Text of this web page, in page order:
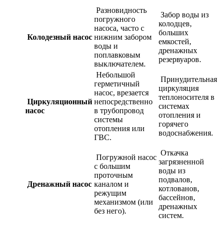
Колодезный насос
Разновидность
погружного
насоса, часто с
нижним забором
воды и
поплавковым
выключателем.
Забор воды из
колодцев,
больших
емкостей,
дренажных
резервуаров.
Циркуляционный
насос
Небольшой
герметичный
насос, врезается
непосредственно
в трубопровод
системы
отопления или
ГВС.
Принудительная
циркуляция
теплоносителя в
системах
отопления и
горячего
водоснабжения.
Дренажный насос
Погружной насос
с большим
проточным
каналом и
режущим
механизмом (или
без него).
Откачка
загрязненной
воды из
подвалов,
котлованов,
бассейнов,
дренажных
систем.